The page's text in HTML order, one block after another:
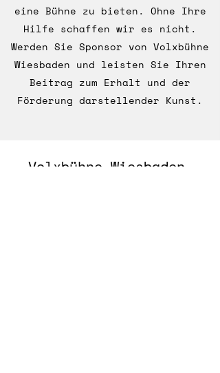
eine Bühne zu bieten. Ohne Ihre
Hilfe schaffen wir es nicht.
Werden Sie Sponsor von Volxbühne
Wiesbaden und leisten Sie Ihren
Beitrag zum Erhalt und der
Förderung darstellender Kunst.
Volxbühne Wiesbaden